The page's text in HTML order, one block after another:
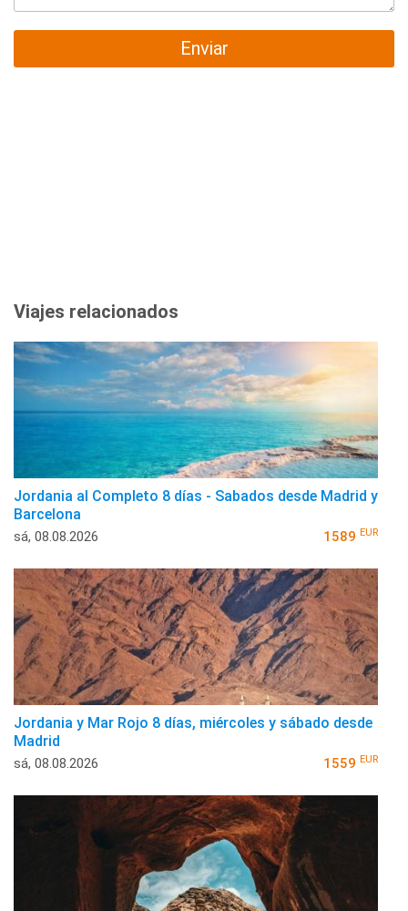
Enviar
Viajes relacionados
Jordania al Completo 8 días - Sabados desde Madrid y
Barcelona
sá, 08.08.2026 1589 EUR
Jordania y Mar Rojo 8 días, miércoles y sábado desde
Madrid
sá, 08.08.2026 1559 EUR